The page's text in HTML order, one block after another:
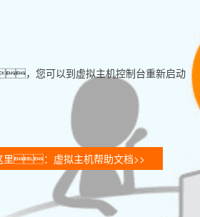
，您可以到虚拟主机控制台重新启动
里：虚拟主机帮助文档>>